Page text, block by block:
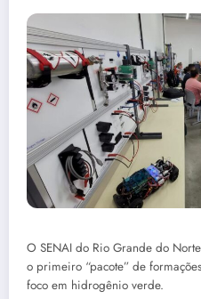
O SENAI do Rio Grande do
o primeiro “pacote” de
foco em hidrogênio verde.